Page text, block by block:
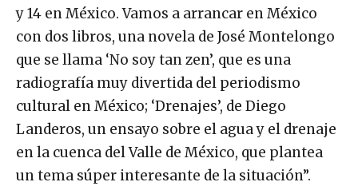
y 14 en México. Vamos a arrancar en México
con dos libros, una novela de José Montelongo
que se llama ‘No soy tan zen’, que es una
radiografía muy divertida del periodismo
cultural en México; ‘Drenajes’, de Diego
Landeros, un ensayo sobre el agua y el drenaje
en la cuenca del Valle de México, que plantea
un tema súper interesante de la situación”.